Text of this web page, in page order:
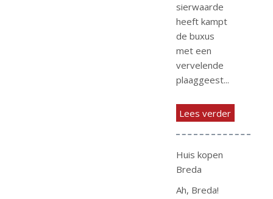
sierwaarde
heeft kampt
de buxus
met een
vervelende
plaaggeest...
Lees verder
Huis kopen
Breda
Ah, Breda!